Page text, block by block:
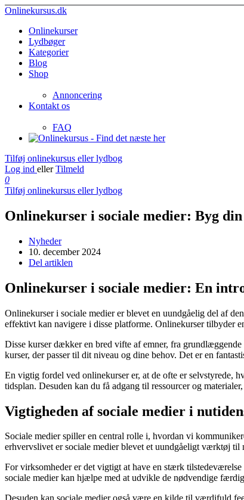
Onlinekursus.dk
Onlinekurser
Lydbøger
Kategorier
Blog
Shop
Annoncering
Kontakt os
FAQ
Tilføj onlinekursus eller lydbog
Log ind eller Tilmeld
0
Tilføj onlinekursus eller lydbog
Onlinekurser i sociale medier: Byg
Nyheder
10. december 2024
Del artiklen
Onlinekurser i sociale medier: En
Onlinekurser i sociale medier er blevet en uundgåelig del af
effektivt kan navigere i disse platforme. Onlinekurser tilbyder
Disse kurser dækker en bred vifte af emner, fra
kurser, der passer til dit niveau og dine behov. Det er en
En vigtig fordel ved onlinekurser er, at de ofte er selvstyrede,
tidsplan. Desuden kan du få adgang til ressourcer og
Vigtigheden af sociale medier i
Sociale medier spiller en central rolle i, hvordan vi
erhvervslivet er sociale medier blevet et uundgåeligt værktøj til
For virksomheder er det vigtigt at have en stærk
sociale medier kan hjælpe med at udvikle de nødvendige